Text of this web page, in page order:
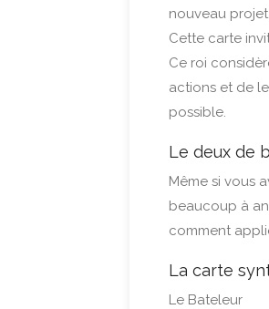
nouveau
Cette carte
Ce roi
actions et de
possible.
Le deux de
Même si vous
beaucoup à
comment
La carte
Le Bateleur